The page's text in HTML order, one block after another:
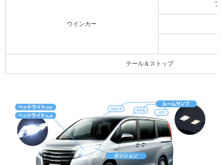
ウインカー
フ
テール＆ストップ